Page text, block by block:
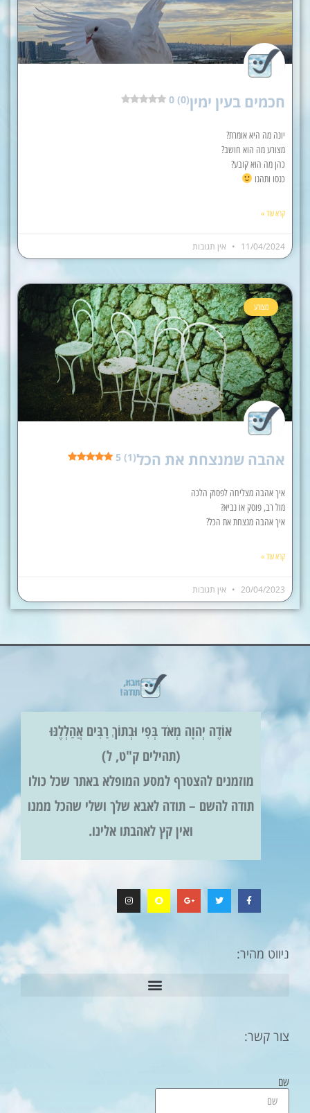
חכמים בעין ימין0 (0)
יונה מה היא אומרת?
מצורע מה הוא חושב?
כהן מה הוא קובע?
כנסו ותהנו
קרא עוד »
11/04/2024 אין תגובות
מצורע
אהבה שמנצחת את הכל5 (1)
איך אהבה מצליחה לפסוק הלכה
מול רב, פוסק או נביא?
איך אהבה מנצחת את הכל?
קרא עוד »
20/04/2023 אין תגובות
אוֹדֶה יְהוָה מְאֹד בְּפִי וּבְתוֹךְ רַבִּים אֲהַלְלֶנּוּ
(תהילים ק"ט, ל)
מוזמנים להצטרף למסע המופלא באתר שכל כולו
תודה להשם – תודה לאבא שלך ושלי שהכל ממנו
ואין קץ לאהבתו אלינו.
ניווט מהיר:
צור קשר:
שם